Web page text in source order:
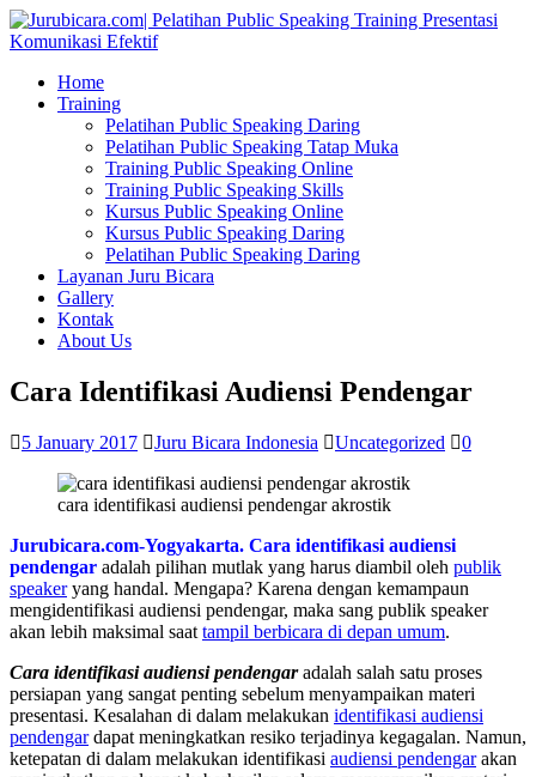
Home
Training
Pelatihan Public Speaking Daring
Pelatihan Public Speaking Tatap Muka
Training Public Speaking Online
Training Public Speaking Skills
Kursus Public Speaking Online
Kursus Public Speaking Daring
Pelatihan Public Speaking Daring
Layanan Juru Bicara
Gallery
Kontak
About Us
Cara Identifikasi Audiensi Pendengar
5 January 2017 Juru Bicara Indonesia Uncategorized 0
cara identifikasi audiensi pendengar akrostik
Jurubicara.com-Yogyakarta. Cara identifikasi audiensi
pendengar adalah pilihan mutlak yang harus diambil oleh publik
speakeryang handal. Mengapa? Karena dengan kemampaun
mengidentifikasi audiensi pendengar, maka sang publik speaker
akan lebih maksimal saat tampil berbicara di depan umum.
Cara identifikasi audiensi pendengaradalah salah satu proses
persiapan yang sangat penting sebelum menyampaikan materi
presentasi. Kesalahan di dalam melakukan identifikasi audiensi
pendengardapat meningkatkan resiko terjadinya kegagalan. Namun,
ketepatan di dalam melakukan identifikasi audiensi pendengarakan